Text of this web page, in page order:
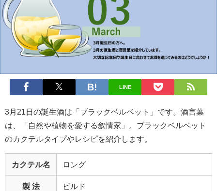
LINE
3月21日の誕生酒は「ブラックベルベット」です。酒言葉
は、「自然や植物を愛する叙情家」。ブラックベルベット
のカクテルタイプやレシピを紹介します。
カクテル名 ロング
製 法 ビルド